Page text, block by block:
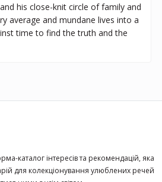
his close-knit circle of family and
average and mundane lives into a
time to find the truth and the
каталог інтересів та рекомендацій, яка
для колекціонування улюблених речей